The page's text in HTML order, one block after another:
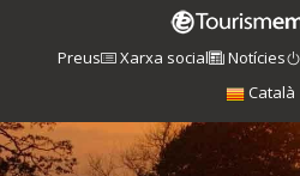
Preus Xarxa social Notícies
Català